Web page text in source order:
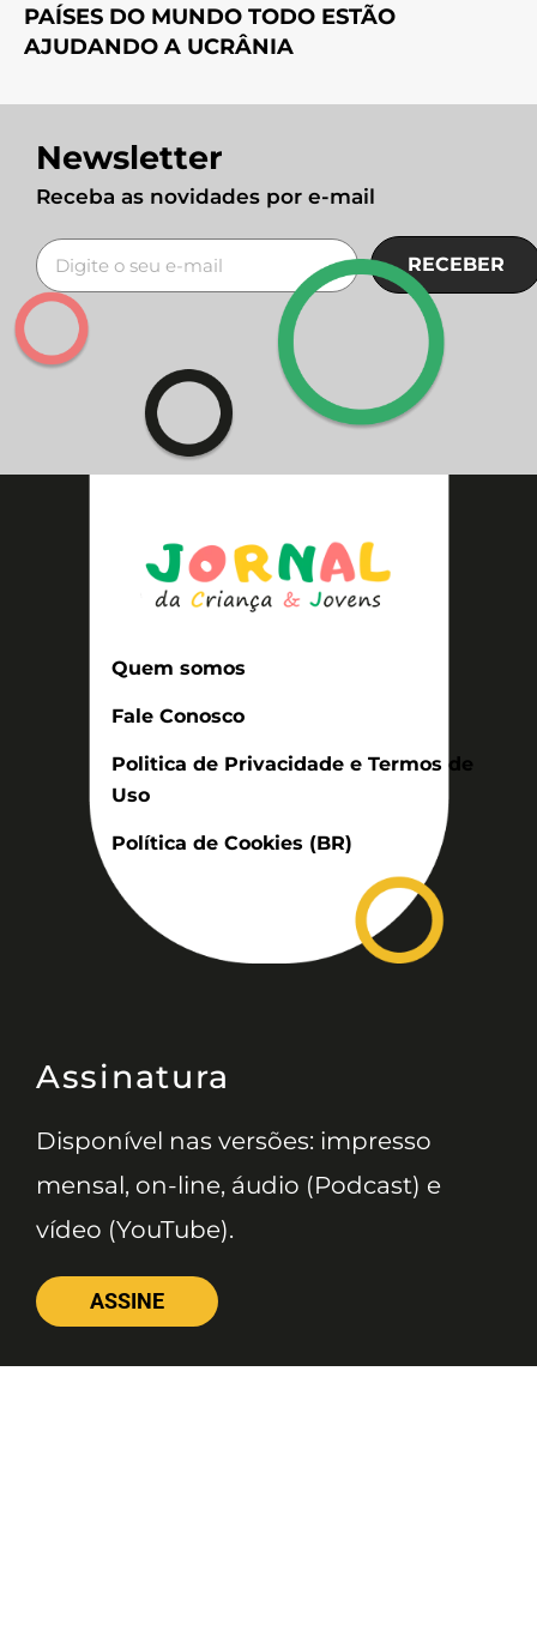
PAÍSES DO MUNDO TODO ESTÃO
AJUDANDO A UCRÂNIA
Newsletter
Receba as novidades por e-mail
RECEBER
Quem somos
Fale Conosco
Politica de Privacidade e Termos de
Uso
Política de Cookies (BR)
Assinatura
Disponível nas versões: impresso
mensal, on-line, áudio (Podcast) e
vídeo (YouTube).
ASSINE